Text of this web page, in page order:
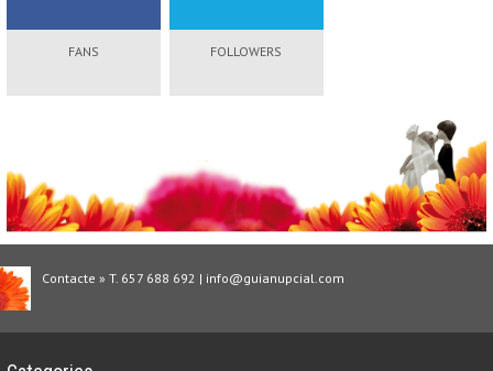
FANS FOLLOWERS
Contacte » T. 657 688 692 | info@guianupcial.com